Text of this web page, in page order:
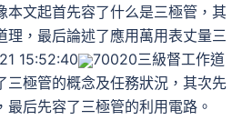
本文起首先容了什么是三極管，其
理，最后論述了應用萬用表丈量三
15:52:40
70020三級督工作道
三極管的概念及任務狀況，其次先
最后先容了三極管的利用電路。